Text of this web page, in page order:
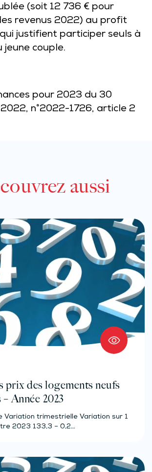
(soit 12 736 € pour
revenus 2022) au profit
justifient participer seuls à
jeune couple.
pour 2023 du 30
n°2022-1726, article 2
aussi
prix des logements neufs
Année 2023
Variation trimestrielle Variation sur 1
2023 133,3 – 0,2…